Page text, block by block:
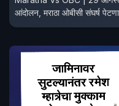
आंदोलन, मराठा ओबीसी संघर्ष